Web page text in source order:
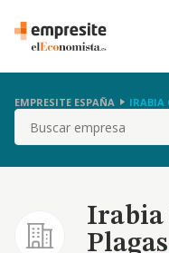
EMPRESITE ESPAÑA IRABIA
Buscar
Irabia